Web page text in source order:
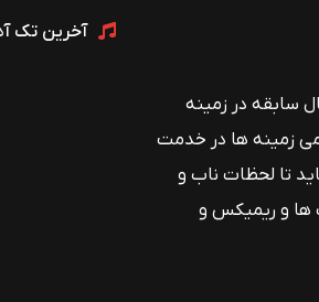
میفا موزیک با بیش از ۱۲ سال سابقه در زمینه
زمینه ها در خدمت
تا لحظات ناب و
ها و ریمیکس و
آخرین تک